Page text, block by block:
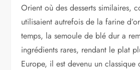
Orient où des desserts similaires,
utilisaient autrefois de la farine
temps, la semoule de blé dur a
ingrédients rares, rendant le plat
Europe, il est devenu un classique